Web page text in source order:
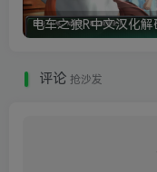
评论 抢沙发